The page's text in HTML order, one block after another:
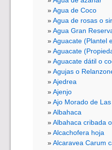
Agua de Coco
Agua de rosas o
Agua Gran
Aguacate (Plantel
Aguacate
Aguacate dátil o
Agujas o
Ajedrea
Ajenjo
Ajo Morado de
Albahaca
Albahaca cribada
Alcachofera hoja
Alcaravea Carum